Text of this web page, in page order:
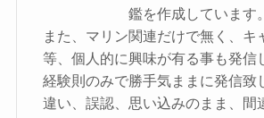
鑑を作成しています。
また、マリン関連だけで無く、キ
等、個人的に興味が有る事も発信
経験則のみで勝手気ままに発信致
違い、誤認、思い込みのまま、間